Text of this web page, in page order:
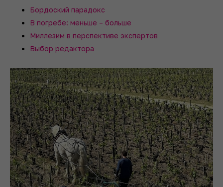
Бордоский парадокс
В погребе: меньше – больше
Миллезим в перспективе экспертов
Выбор редактора